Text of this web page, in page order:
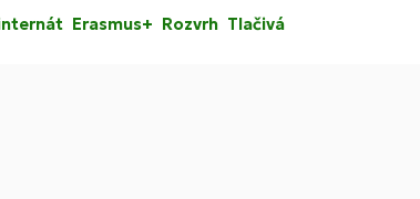
Erasmus+ Rozvrh Tlačivá